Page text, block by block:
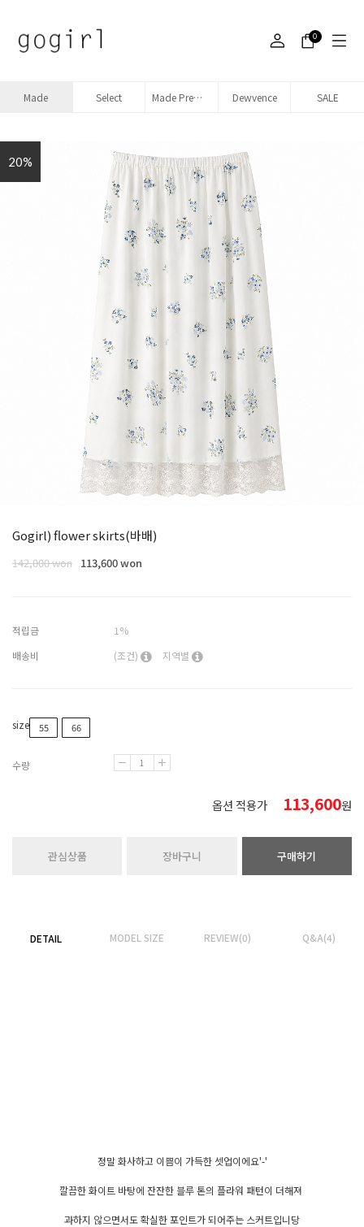
0
Made Select Made Premium denim Dewvence SALE
20%
Gogirl) flower skirts(바배)
142,000 won 113,600 won
적립금
1%
배송비
(조건) 지역별
size 55 66
수량
옵션 적용가 113,600원
관심상품 장바구니 구매하기
DETAIL MODEL SIZE REVIEW(0) Q&A(4)
정말 화사하고 이쁨이 가득한 셋업이에요'-'
깔끔한 화이트 바탕에 잔잔한 블루 톤의 플라워 패턴이 더해져
과하지 않으면서도 확실한 포인트가 되어주는 스커트입니당